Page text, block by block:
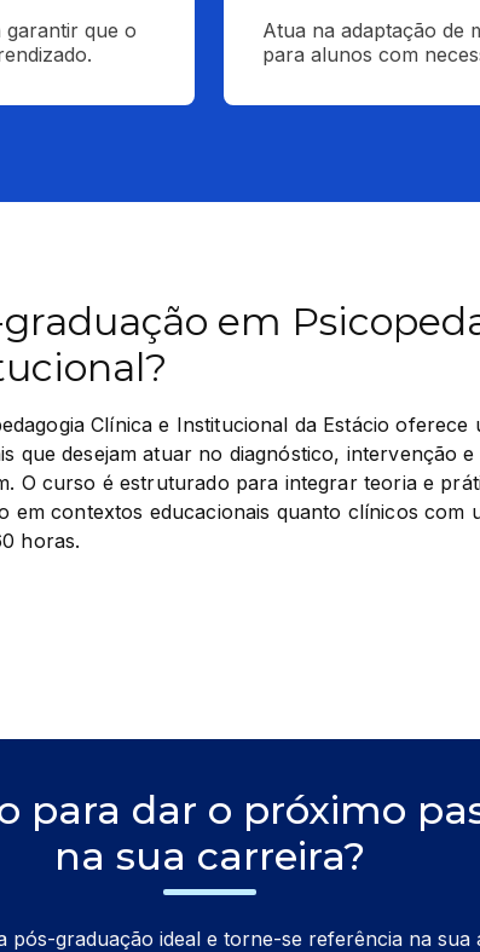
que o
Atua na adaptação de
para alunos com
em
Clínica e Institucional da Estácio oferece
que desejam atuar no diagnóstico, intervenção
O curso é estruturado para integrar teoria e
em contextos educacionais quanto clínicos com
horas.
para dar o próximo
na sua carreira?
pós-graduação ideal e torne-se referência na sua